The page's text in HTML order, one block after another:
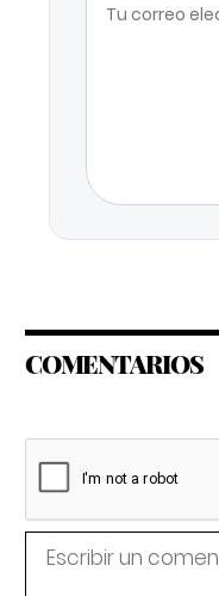
COMENTARIOS